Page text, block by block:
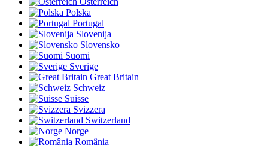
Polska
Portugal
Slovenija
Slovensko
Suomi
Sverige
Great Britain
Schweiz
Suisse
Svizzera
Switzerland
Norge
România